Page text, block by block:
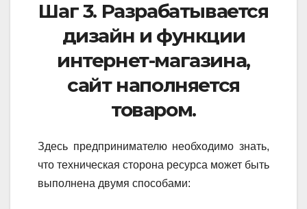
Шаг 3. Разрабатывается
дизайн и функции
интернет-магазина,
сайт наполняется
товаром.
Здесь предпринимателю необходимо знать,
что техническая сторона ресурса может быть
выполнена двумя способами: